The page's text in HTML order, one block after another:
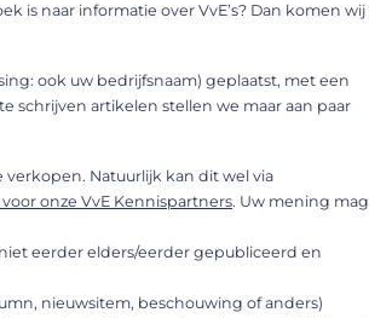
is naar informatie over VvE’s? Dan komen wij
ook uw bedrijfsnaam) geplaatst, met een
schrijven artikelen stellen we maar aan paar
Natuurlijk kan dit wel via
onze VvE Kennispartners. Uw mening mag
eerder elders/eerder gepubliceerd en
nieuwsitem, beschouwing of anders)